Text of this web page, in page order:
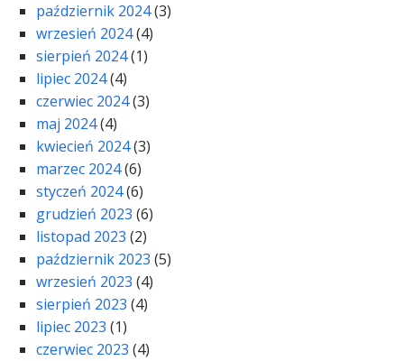
październik 2024(3)
wrzesień 2024(4)
sierpień 2024(1)
lipiec 2024(4)
czerwiec 2024(3)
maj 2024(4)
kwiecień 2024(3)
marzec 2024(6)
styczeń 2024(6)
grudzień 2023 (6)
listopad 2023 (2)
październik 2023 (5)
wrzesień 2023 (4)
sierpień 2023 (4)
lipiec 2023 (1)
czerwiec 2023 (4)